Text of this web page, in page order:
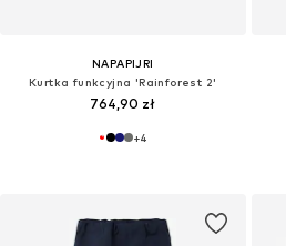
NAPAPIJRI
Kurtka funkcyjna 'Rainforest 2'
764,90 zł
+4